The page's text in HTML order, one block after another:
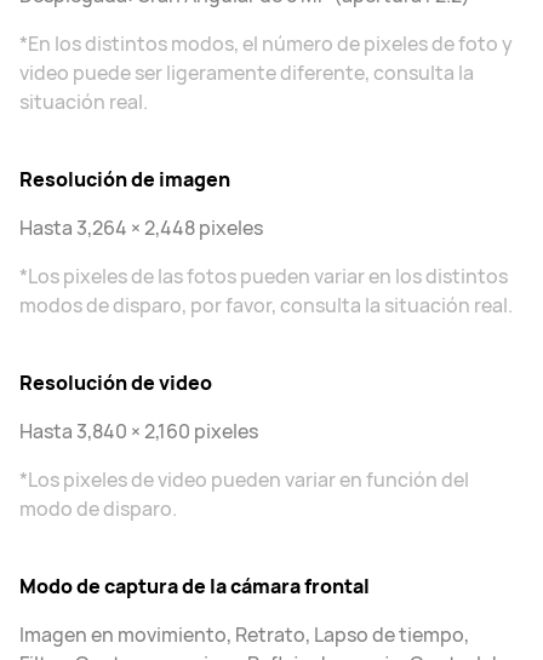
*En los distintos modos, el número de pixeles de foto y
video puede ser ligeramente diferente, consulta la
situación real.
Resolución de imagen
Hasta 3,264 × 2,448 pixeles
*Los pixeles de las fotos pueden variar en los distintos
modos de disparo, por favor, consulta la situación real.
Resolución de video
Hasta 3,840 × 2,160 pixeles
*Los pixeles de video pueden variar en función del
modo de disparo.
Modo de captura de la cámara frontal
Imagen en movimiento, Retrato, Lapso de tiempo,